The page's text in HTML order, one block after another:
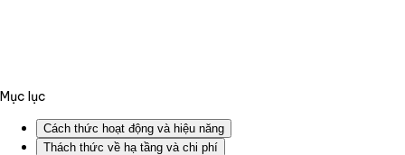
Mục lục
Cách thức hoạt động và hiệu năng
Thách thức về hạ tầng và chi phí